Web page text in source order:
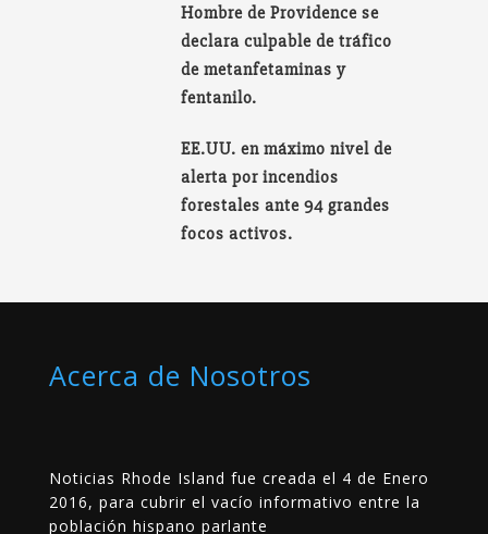
Hombre de Providence se
declara culpable de tráfico
de metanfetaminas y
fentanilo.
EE.UU. en máximo nivel de
alerta por incendios
forestales ante 94 grandes
focos activos.
Acerca de Nosotros
Noticias Rhode Island fue creada el 4 de Enero
2016, para cubrir el vacío informativo entre la
población hispano parlante